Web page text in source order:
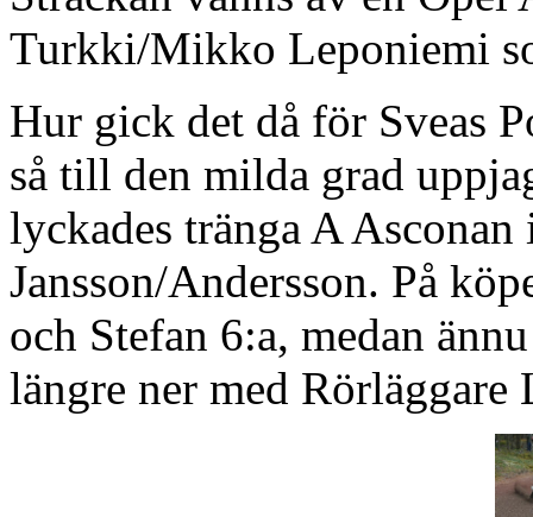
Turkki/Mikko Leponiemi
Hur gick det då för Sveas
så till den milda grad
lyckades tränga A
Jansson/Andersson. På
och Stefan 6:a, medan
längre ner med Rörläggare